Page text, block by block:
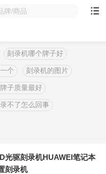
刻录机哪个牌子好
个 刻录机的图片
子质量最好
不了怎么回事
光驱刻录机HUAWEI笔记本
刻录机